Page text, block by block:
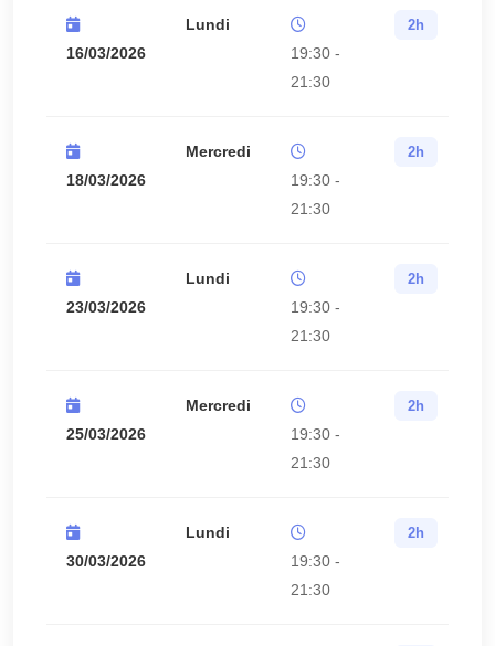
16/03/2026
Lundi
19:30 -
21:30
2h
18/03/2026
Mercredi
19:30 -
21:30
2h
23/03/2026
Lundi
19:30 -
21:30
2h
25/03/2026
Mercredi
19:30 -
21:30
2h
30/03/2026
Lundi
19:30 -
21:30
2h